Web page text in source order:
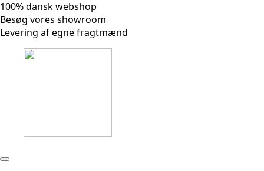
100% dansk webshop
Besøg vores showroom
Levering af egne fragtmænd